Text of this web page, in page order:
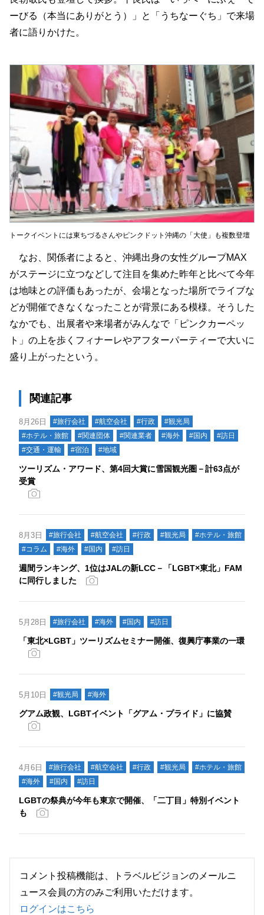
ーびる（本当にありがとう）」と「うちなーぐち」で来場
者に語りかけた。
トークイベントには東ちづるさんやピンクドット沖縄の「大使」も複数登壇
なお、関係者によると、沖縄出身の女性グループMAX
がステージに立つなどして注目を集めた昨年と比べて今年
は地味との評価もあったが、会場となった場所でライブな
どが開催できなくなったことが背景にある模様。そうした
なかでも、出展者や来場者がみんなで「ピンクカーペッ
ト」の上を歩くフィナーレやアフターパーティーで大いに
盛り上がったという。
関連記事
8月26日 #旅行会社 #航空会社 #行政
#観光局
#ホテル・旅館
#関連団体 #関連業者 #海外 #国内
#訪日
#交通・運輸
#宿泊 #地域
ツーリズム・アワード、第4回大賞に雪国観光圏－計63点が
受賞
8月3日 #旅行会社 #航空会社 #行政 #観光局
#ホテル・旅館
#コラム
#海外 #国内 #訪日
週間ランキング、1位はJALの新LCC－「LGBT×東北」FAM
に同行しました
5月28日 #旅行会社 #海外 #国内 #訪日
「東北×LGBT」ツーリズムセミナー開催、復興庁事業の一環
5月10日 #観光局 #海外
グアム政観、LGBTイベント「グアム・プライド」に協賛
4月6日 #旅行会社 #航空会社 #行政 #観光局
#ホテル・旅館
#海外
#国内 #訪日
LGBTの祭典が今年も東京で開催、「二丁目」特別イベント
も
コメント投稿機能は、トラベルビジョンのメールニ
ュース会員の方のみご利用いただけます。
ログインはこちら